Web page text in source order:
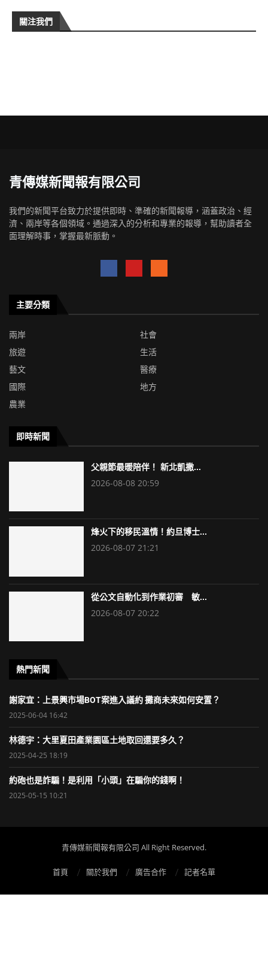
關注我們
青傳媒新聞報有限公司
我們的新聞平台致力於提供即時、準確的新聞報導，涵蓋政治、經
濟、兩岸等各個領域。通過深入的分析和專業的報導，幫助讀者全
面理解時事，掌握最新脈動。
主要分類
兩岸
社會
旅遊
生活
藝文
醫療
國際
地方
農業
即時新聞
父親節最暖陪伴！ 新北凱撒...
2026-08-08 20:59
烽火下的移民溫情！約旦博士...
2026-08-07 21:21
從公文自動化到作業初審 敏...
2026-08-07 20:22
熱門新聞
謝家宜：上景興市場BOT案進入議約 攤商未來如何安置？
2025-06-04 16:42
林德宇：大里夏田產業園區土地取回還要多久？
2025-04-25 18:19
約砲也是詐騙！是利用「小頭」在騙你的錢啊！
2025-05-15 10:21
青傳媒新聞報有限公司 All Right Reserved.
首頁 關於我們 廣告合作 記者名單